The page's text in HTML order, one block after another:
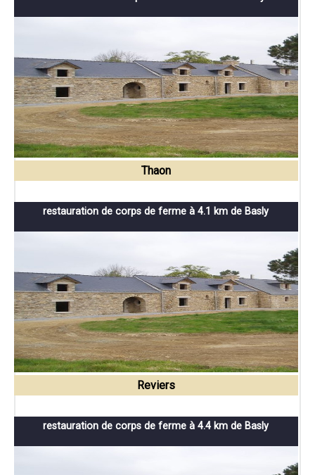
Thaon
restauration de corps de ferme à 4.1 km de Basly
Reviers
restauration de corps de ferme à 4.4 km de Basly